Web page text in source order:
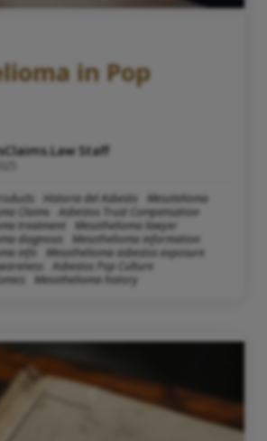
in Pop
Staff
Historia del Asbesto
Mesotelioma
Claims
Asbestos Trust Compensation
treatment
Mesothelioma lawyer
diagnosis
Mesothelioma information
info
Mesothelioma asbestos exposure
Asbestos Pop Culture
Mesothelioma history